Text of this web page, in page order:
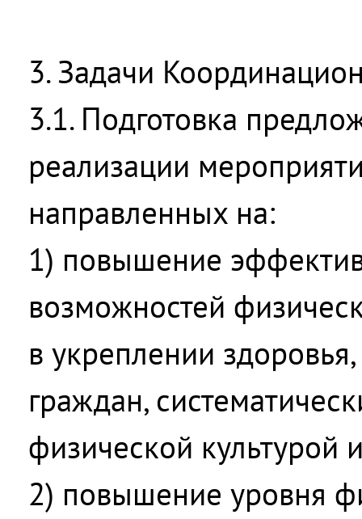
3. Задачи
3.1. Подготовка
реализации
направленных на:
1) повышение
возможностей
в укреплении
граждан,
физической культурой
2) повышение уровня